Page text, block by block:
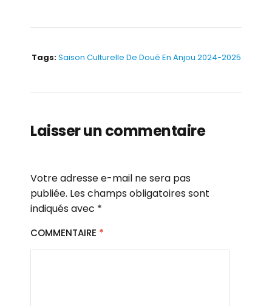
Tags:Saison Culturelle De Doué En Anjou 2024-2025
Laisser un commentaire
Votre adresse e-mail ne sera pas
publiée. Les champs obligatoires sont
indiqués avec *
COMMENTAIRE *